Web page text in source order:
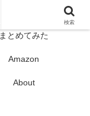
まとめてみた
Amazon
About
検索